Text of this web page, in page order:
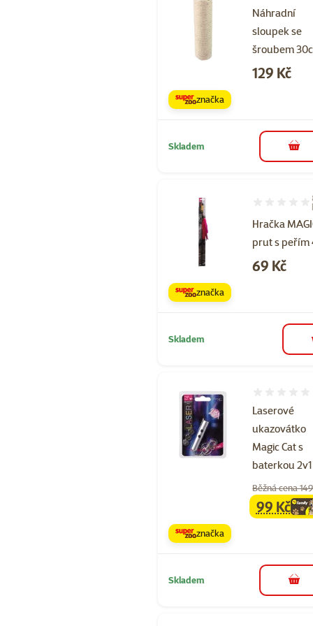
Náhradní
sloupek se
šroubem
Cena
129 Kč
značka
Skladem do
Hračka
prut s peřím
Hodnocení
Cena
69 Kč
značka
Skladem
Laserové
ukazovátko
Magic Cat s
baterkou 2v1
Běžná cena
family
99 Kč
značka
Skladem do